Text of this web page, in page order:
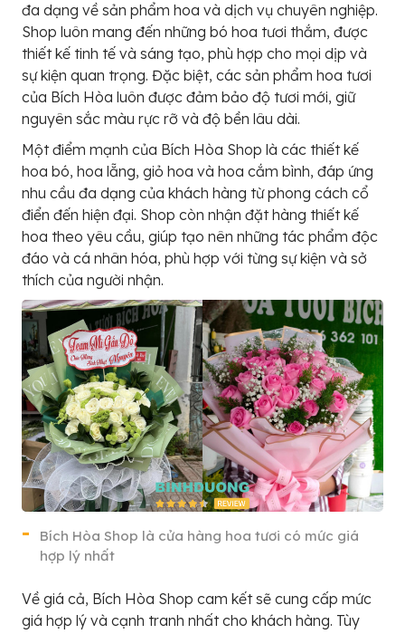
đa dạng về sản phẩm hoa và dịch vụ chuyên nghiệp.
Shop luôn mang đến những bó hoa tươi thắm, được
thiết kế tinh tế và sáng tạo, phù hợp cho mọi dịp và
sự kiện quan trọng. Đặc biệt, các sản phẩm hoa tươi
của Bích Hòa luôn được đảm bảo độ tươi mới, giữ
nguyên sắc màu rực rỡ và độ bền lâu dài.
Một điểm mạnh của Bích Hòa Shop là các thiết kế
hoa bó, hoa lẵng, giỏ hoa và hoa cắm bình, đáp ứng
nhu cầu đa dạng của khách hàng từ phong cách cổ
điển đến hiện đại. Shop còn nhận đặt hàng thiết kế
hoa theo yêu cầu, giúp tạo nên những tác phẩm độc
đáo và cá nhân hóa, phù hợp với từng sự kiện và sở
thích của người nhận.
Bích Hòa Shop là cửa hàng hoa tươi có mức giá
hợp lý nhất
Về giá cả, Bích Hòa Shop cam kết sẽ cung cấp mức
giá hợp lý và cạnh tranh nhất cho khách hàng. Tùy